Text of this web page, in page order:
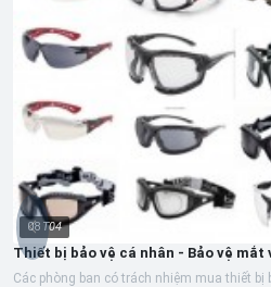
08 T04
Thiết bị bảo vệ cá nhân - Bảo vệ mắt
Các phòng ban có trách nhiệm mua thiết